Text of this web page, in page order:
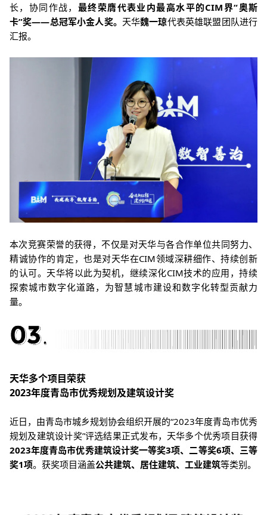
长，协同作战， 最终荣膺代表业内最高水平的CIM界“奥斯
卡”奖——总冠军小金人奖。 天华魏一琼代表英雄联盟团队进行
汇报。
本次竞赛荣誉的获得，不仅是对天华与各合作单位共同努力、
精诚协作的肯定，也是对天华在CIM领域深耕细作、持续创新
的认可。天华将以此为契机，继续深化CIM技术的应用，持续
探索城市数字化道路，为智慧城市建设和数字化转型贡献力
量。
天华多个项目荣获
2023年度青岛市优秀规划及建筑设计奖
近日，由青岛市城乡规划协会组织开展的“2023年度青岛市优秀
规划及建筑设计奖”评选结果正式发布，天华多个优秀项目获得
2023年度青岛市优秀建筑设计奖一等奖3项、二等奖6项、三等
奖1项。获奖项目涵盖公共建筑、居住建筑、工业建筑等类别。